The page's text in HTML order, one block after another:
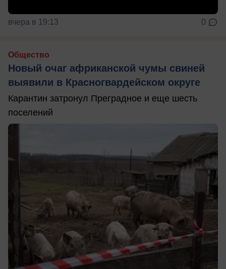
вчера в 19:13 0
Общество
Новый очаг африканской чумы свиней
выявили в Красногвардейском округе
Карантин затронул Преградное и еще шесть
поселений